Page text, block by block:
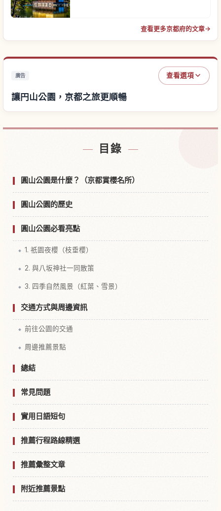
查看更多京都府的文章→
廣告 查看選項
讓円山公園，京都之旅更順暢
目錄
圓山公園是什麼？（京都賞櫻名所）
圓山公園的歷史
圓山公園必看亮點
1. 祇園夜櫻（枝垂櫻）
2. 與八坂神社一同散策
3. 四季自然風景（紅葉、雪景）
交通方式與周邊資訊
前往公園的交通
周邊推薦景點
總結
常見問題
實用日語短句
推薦行程路線精選
推薦彙整文章
附近推薦景點